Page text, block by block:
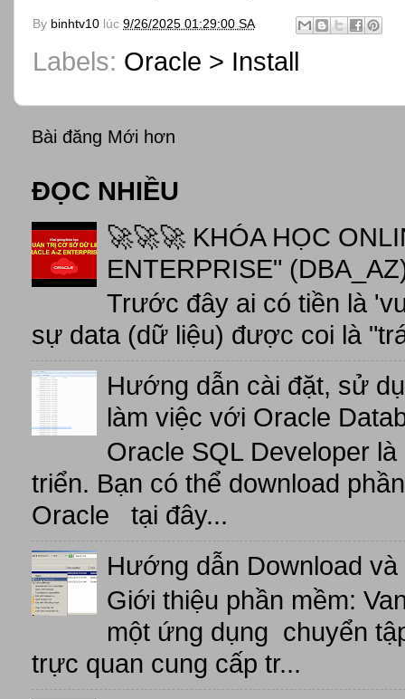
By binhtv10 lúc 9/26/2025 01:29:00 SA
Labels: Oracle > Install
Bài đăng Mới hơn
ĐỌC NHIỀU
🚀🚀🚀 KHÓA HỌC
ENTERPRISE"
Trước đây ai có tiền là
sự data (dữ liệu) được coi là
Hướng dẫn cài đặt, sử
làm việc với Oracle
Oracle SQL Developer
triển. Bạn có thể download
Oracle tại đây...
Hướng dẫn Download
Giới thiệu phần mềm:
một ứng dụng chuyển
trực quan cung cấp tr...